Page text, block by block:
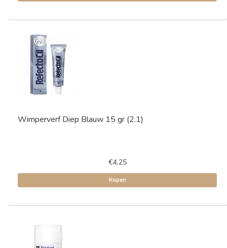
Wimperverf Diep Blauw 15 gr (2.1)
€4,25
Kopen